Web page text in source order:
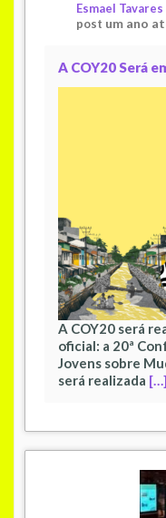
Esmael
post um ano
A COY20 Será
A COY20 será
oficial: a 20ª
Jovens sobre
será realizada […]